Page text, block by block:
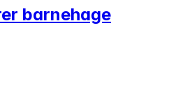
barnehage